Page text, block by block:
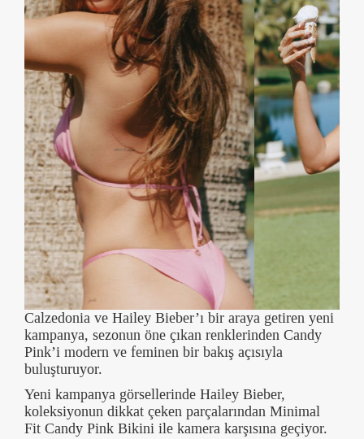
Calzedonia ve Hailey Bieber’ı bir araya getiren yeni
kampanya, sezonun öne çıkan renklerinden Candy
Pink’i modern ve feminen bir bakış açısıyla
buluşturuyor.
Yeni kampanya görsellerinde Hailey Bieber,
koleksiyonun dikkat çeken parçalarından Minimal
Fit Candy Pink Bikini ile kamera karşısına geçiyor.